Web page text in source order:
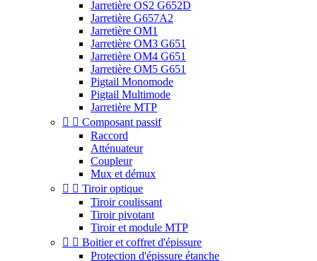
Jarretière OS2 G652D
Jarretière G657A2
Jarretière OM1
Jarretière OM3 G651
Jarretière OM4 G651
Jarretière OM5 G651
Pigtail Monomode
Pigtail Multimode
Jarretière MTP
  Composant passif
Raccord
Atténuateur
Coupleur
Mux et démux
  Tiroir optique
Tiroir coulissant
Tiroir pivotant
Tiroir et module MTP
  Boitier et coffret d'épissure
Protection d'épissure étanche